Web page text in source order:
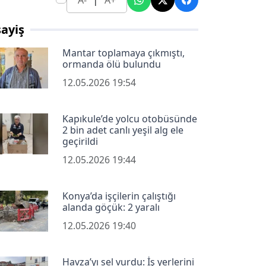
Mantar toplamaya çıkmıştı,
ormanda ölü bulundu
12.05.2026 19:54
Kapıkule’de yolcu otobüsünde
2 bin adet canlı yeşil alg ele
geçirildi
12.05.2026 19:44
Konya’da işçilerin çalıştığı
alanda göçük: 2 yaralı
12.05.2026 19:40
Havza’yı sel vurdu: İş yerlerini